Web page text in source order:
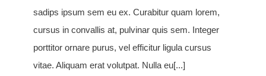
sadips ipsum sem eu ex. Curabitur quam lorem,
cursus in convallis at, pulvinar quis sem. Integer
porttitor ornare purus, vel efficitur ligula cursus
vitae. Aliquam erat volutpat. Nulla eu[...]